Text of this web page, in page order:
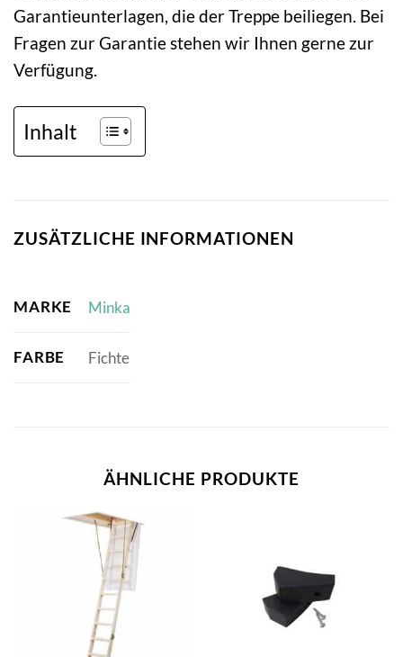
Garantieunterlagen, die der Treppe beiliegen. Bei
Fragen zur Garantie stehen wir Ihnen gerne zur
Verfügung.
Inhalt
ZUSÄTZLICHE INFORMATIONEN
MARKE Minka
FARBE Fichte
ÄHNLICHE PRODUKTE